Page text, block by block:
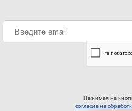
Нажимая на
согласие на